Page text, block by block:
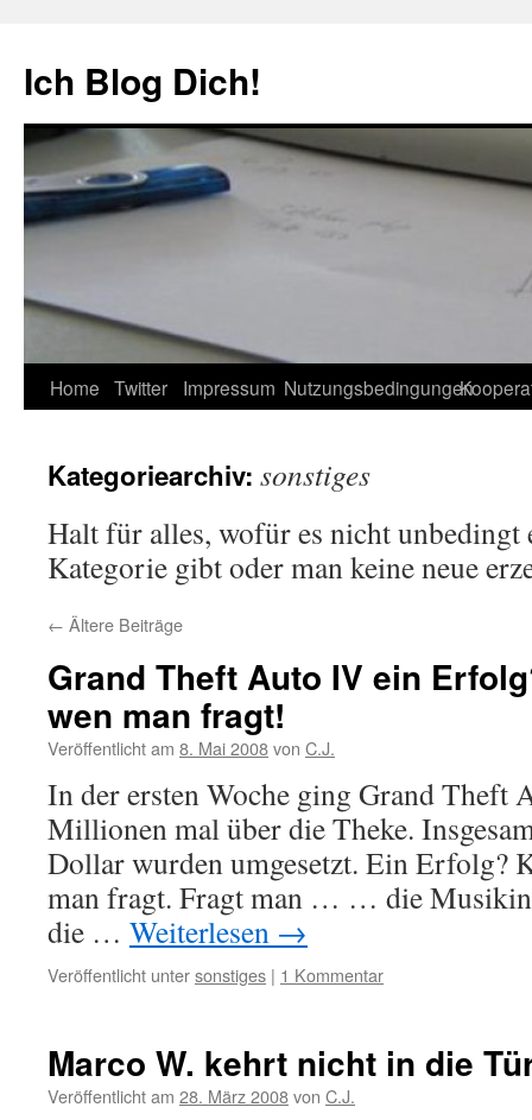
springen
Ich Blog Dich!
Home Twitter Impressum Nutzungsbedingungen
Kategoriearchiv: sonstiges
Halt für alles, wofür es nicht unbedingt
Kategorie gibt oder man keine neue
← Ältere Beiträge
Grand Theft Auto IV ein
wen man fragt!
Veröffentlicht am 8. Mai 2008von C.J.
In der ersten Woche ging Grand Theft
Millionen mal über die Theke.
Dollar wurden umgesetzt. Ein Erfolg?
man fragt. Fragt man … … die
die … Weiterlesen →
Veröffentlicht untersonstiges | 1 Kommentar
Marco W. kehrt nicht in die
Veröffentlicht am 28. März 2008von C.J.